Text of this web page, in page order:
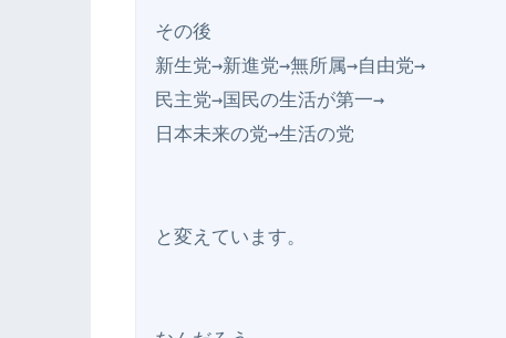
その後
新生党→新進党→無所属→自由党→
民主党→国民の生活が第一→
日本未来の党→生活の党
と変えています。